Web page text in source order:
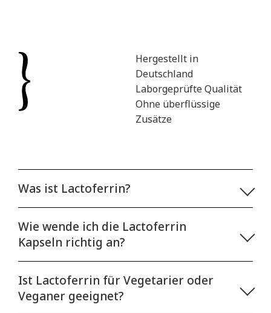
Hergestellt in
Deutschland
Laborgeprüfte Qualität
Ohne überflüssige
Zusätze
Was ist Lactoferrin?
Wie wende ich die Lactoferrin
Kapseln richtig an?
Ist Lactoferrin für Vegetarier oder
Veganer geeignet?